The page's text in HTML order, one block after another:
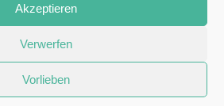
Akzeptieren
Verwerfen
Vorlieben
Aurelia
auf
Richtlinie
(EU)
2015 - 2026 wenig reicht auch